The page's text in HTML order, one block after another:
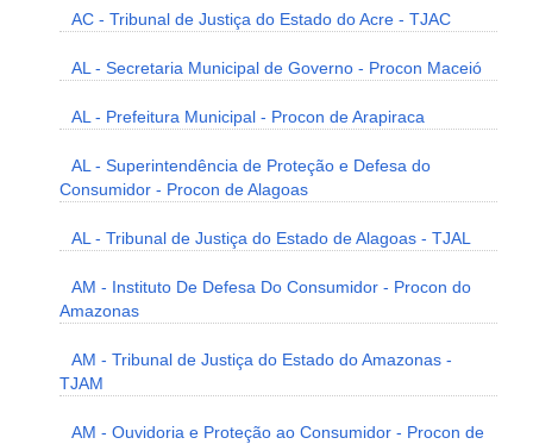
AC - Tribunal de Justiça do Estado do Acre - TJAC
AL - Secretaria Municipal de Governo - Procon Maceió
AL - Prefeitura Municipal - Procon de Arapiraca
AL - Superintendência de Proteção e Defesa do
Consumidor - Procon de Alagoas
AL - Tribunal de Justiça do Estado de Alagoas - TJAL
AM - Instituto De Defesa Do Consumidor - Procon do
Amazonas
AM - Tribunal de Justiça do Estado do Amazonas -
TJAM
AM - Ouvidoria e Proteção ao Consumidor - Procon de